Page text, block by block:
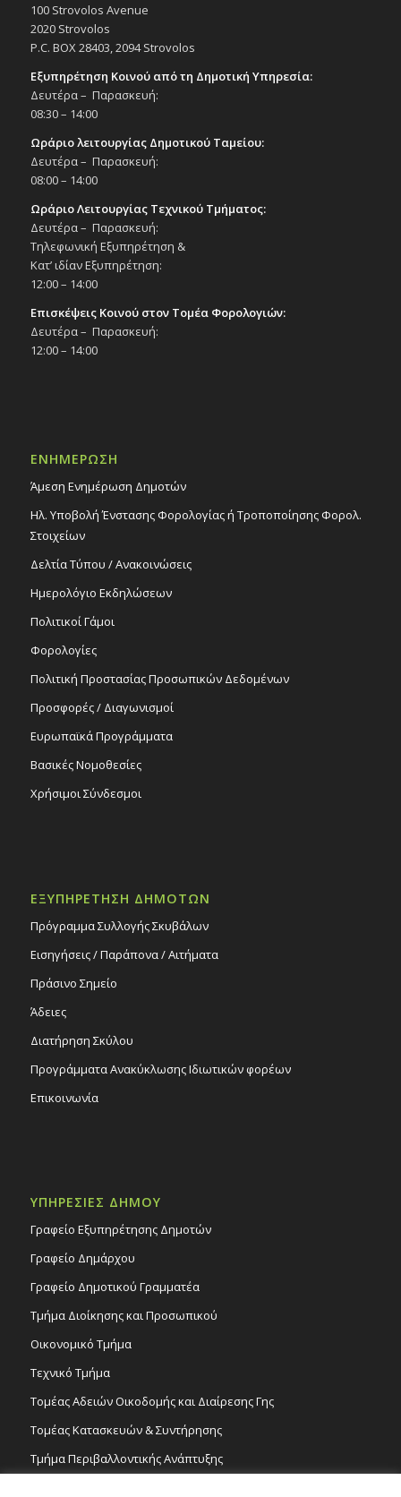
100 Strovolos Avenue
2020 Strovolos
P.C. BOX 28403, 2094 Strovolos
Εξυπηρέτηση Κοινού από τη Δημοτική Υπηρεσία:
Δευτέρα – Παρασκευή:
08:30 – 14:00
Ωράριο λειτουργίας Δημοτικού Ταμείου:
Δευτέρα – Παρασκευή:
08:00 – 14:00
Ωράριο Λειτουργίας Τεχνικού Τμήματος:
Δευτέρα – Παρασκευή:
Τηλεφωνική Εξυπηρέτηση &
Κατ’ ιδίαν Εξυπηρέτηση:
12:00 – 14:00
Επισκέψεις Κοινού στον Τομέα Φορολογιών:
Δευτέρα – Παρασκευή:
12:00 – 14:00
ΕΝΗΜΕΡΩΣΗ
Άμεση Ενημέρωση Δημοτών
Ηλ. Υποβολή Ένστασης Φορολογίας ή Τροποποίησης Φορολ.
Στοιχείων
Δελτία Τύπου / Ανακοινώσεις
Ημερολόγιο Εκδηλώσεων
Πολιτικοί Γάμοι
Φορολογίες
Πολιτική Προστασίας Προσωπικών Δεδομένων
Προσφορές / Διαγωνισμοί
Ευρωπαϊκά Προγράμματα
Βασικές Νομοθεσίες
Χρήσιμοι Σύνδεσμοι
ΕΞΥΠΗΡΕΤΗΣΗ ΔΗΜΟΤΩΝ
Πρόγραμμα Συλλογής Σκυβάλων
Εισηγήσεις / Παράπονα / Αιτήματα
Πράσινο Σημείο
Άδειες
Διατήρηση Σκύλου
Προγράμματα Ανακύκλωσης Ιδιωτικών φορέων
Επικοινωνία
ΥΠΗΡΕΣΙΕΣ ΔΗΜΟΥ
Γραφείο Εξυπηρέτησης Δημοτών
Γραφείο Δημάρχου
Γραφείο Δημοτικού Γραμματέα
Τμήμα Διοίκησης και Προσωπικού
Οικονομικό Τμήμα
Τεχνικό Τμήμα
Τομέας Αδειών Οικοδομής και Διαίρεσης Γης
Τομέας Κατασκευών & Συντήρησης
Τμήμα Περιβαλλοντικής Ανάπτυξης